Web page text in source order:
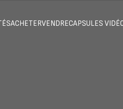
ACHETERVENDRECAPSULES